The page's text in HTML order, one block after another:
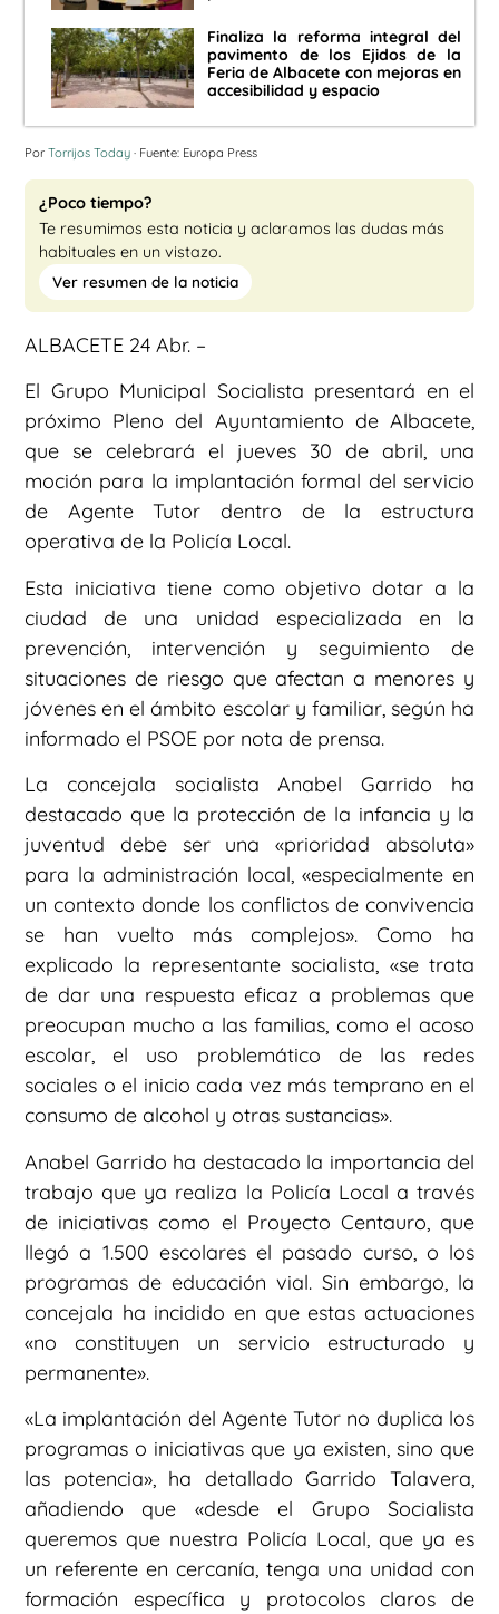
Finaliza la reforma integral del
pavimento de los Ejidos de la
Feria de Albacete con mejoras en
accesibilidad y espacio
Por Torrijos Today · Fuente: Europa Press
¿Poco tiempo?
Te resumimos esta noticia y aclaramos las dudas más
habituales en un vistazo.
Ver resumen de la noticia
ALBACETE 24 Abr. –
El Grupo Municipal Socialista presentará en el
próximo Pleno del Ayuntamiento de Albacete,
que se celebrará el jueves 30 de abril, una
moción para la implantación formal del servicio
de Agente Tutor dentro de la estructura
operativa de la Policía Local.
Esta iniciativa tiene como objetivo dotar a la
ciudad de una unidad especializada en la
prevención, intervención y seguimiento de
situaciones de riesgo que afectan a menores y
jóvenes en el ámbito escolar y familiar, según ha
informado el PSOE por nota de prensa.
La concejala socialista Anabel Garrido ha
destacado que la protección de la infancia y la
juventud debe ser una «prioridad absoluta»
para la administración local, «especialmente en
un contexto donde los conflictos de convivencia
se han vuelto más complejos». Como ha
explicado la representante socialista, «se trata
de dar una respuesta eficaz a problemas que
preocupan mucho a las familias, como el acoso
escolar, el uso problemático de las redes
sociales o el inicio cada vez más temprano en el
consumo de alcohol y otras sustancias».
Anabel Garrido ha destacado la importancia del
trabajo que ya realiza la Policía Local a través
de iniciativas como el Proyecto Centauro, que
llegó a 1.500 escolares el pasado curso, o los
programas de educación vial. Sin embargo, la
concejala ha incidido en que estas actuaciones
«no constituyen un servicio estructurado y
permanente».
«La implantación del Agente Tutor no duplica los
programas o iniciativas que ya existen, sino que
las potencia», ha detallado Garrido Talavera,
añadiendo que «desde el Grupo Socialista
queremos que nuestra Policía Local, que ya es
un referente en cercanía, tenga una unidad con
formación específica y protocolos claros de